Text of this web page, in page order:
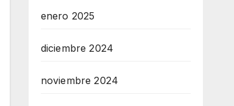
enero 2025
diciembre 2024
noviembre 2024